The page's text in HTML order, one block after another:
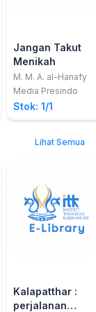
Jangan Takut
Menikah
M. M. A. al-Hanafy
Media Presindo
Stok: 1/1
Lihat Semua
Kalapatthar :
perjalanan